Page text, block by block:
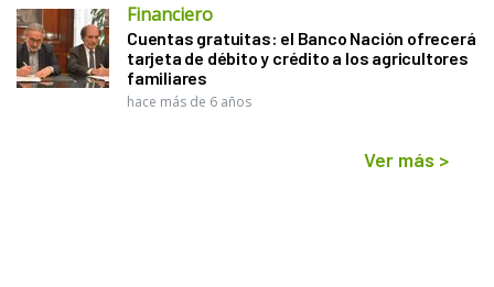
Financiero
Cuentas gratuitas: el Banco Nación ofrecerá
tarjeta de débito y crédito a los agricultores
familiares
hace más de 6 años
Ver más >